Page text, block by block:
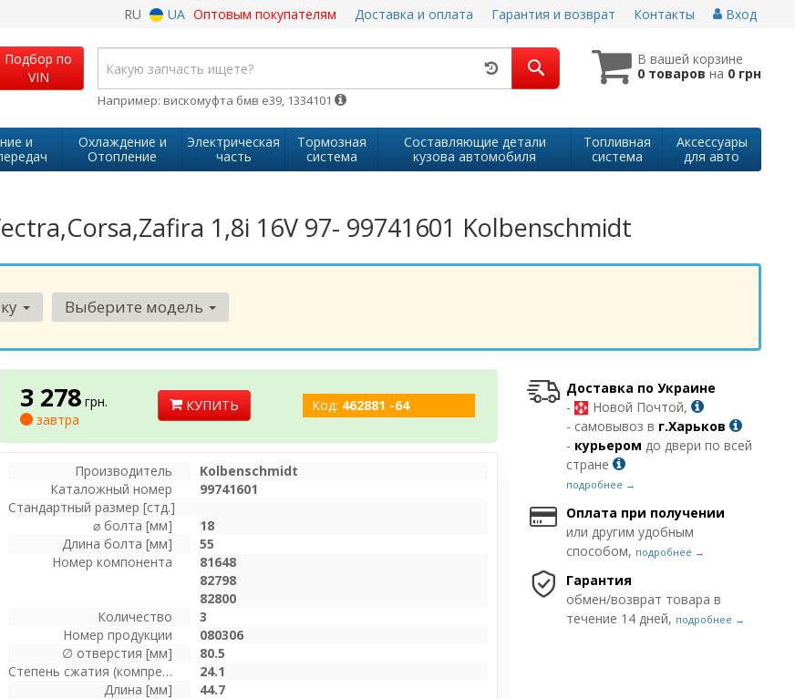
RU UA Оптовым покупателям Доставка и оплата Гарантия и возврат Контакты Вход
Подбор по
VIN
В вашей корзине
0 товаровна 0 грн
Например: вискомуфта бмв е39, 1334101
и
Охлаждение и
Отопление
Электрическая
часть
Тормозная
система
Составляющие детали
кузова автомобиля
Топливная
система
Аксессуары
для авто
1,8i 16V 97- 99741601 Kolbenschmidt
Выберите модель
3 278 грн.
завтра
КУПИТЬ Код: 462881 -64
Производитель
Kolbenschmidt
Каталожный номер
99741601
Стандартный размер [стд.]
⌀ болта [мм]
18
Длина болта [мм]
55
Номер компонента
81648
82798
82800
Количество
3
Номер продукции
080306
∅ отверстия [мм]
80.5
Степень сжатия (компрессии) [мм]
24.1
Длина [мм]
44.7
Доставка по Украине
-
Новой Почтой,
- самовывоз в г.Харьков
- курьером до двери по всей
стране
подробнее →
Оплата при получении
или другим удобным
способом, подробнее →
Гарантия
обмен/возврат товара в
течение 14 дней, подробнее →